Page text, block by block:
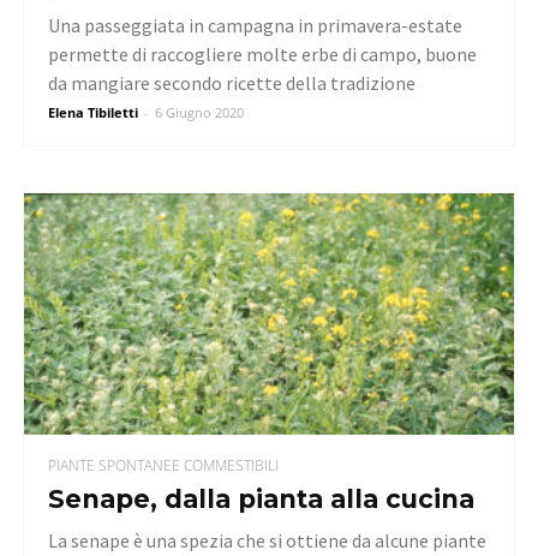
Elena Tibiletti - 6 Giugno 2020
Una passeggiata in campagna in primavera-estate
permette di raccogliere molte erbe di campo, buone
da mangiare secondo ricette della tradizione
PIANTE SPONTANEE COMMESTIBILI
Senape, dalla pianta alla cucina
La senape è una spezia che si ottiene da alcune piante